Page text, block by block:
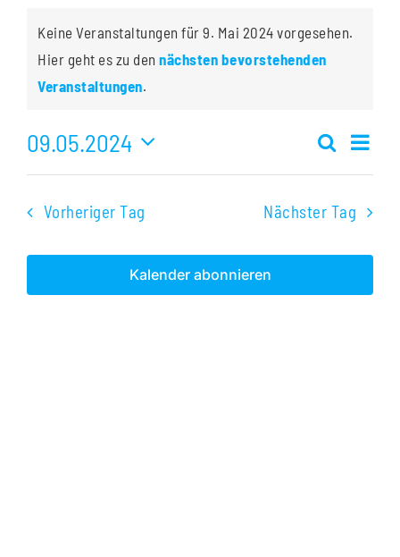
Veranstaltungen
für
Mai
Hinweis
Keine Veranstaltungen für 9. Mai 2024 vorgesehen.
Hier geht es zu den nächsten bevorstehenden
Veranstaltungen.
und
Suche
Tag
09.05.2024
Datum
Vorheriger Tag Nächster Tag
Kalender abonnieren